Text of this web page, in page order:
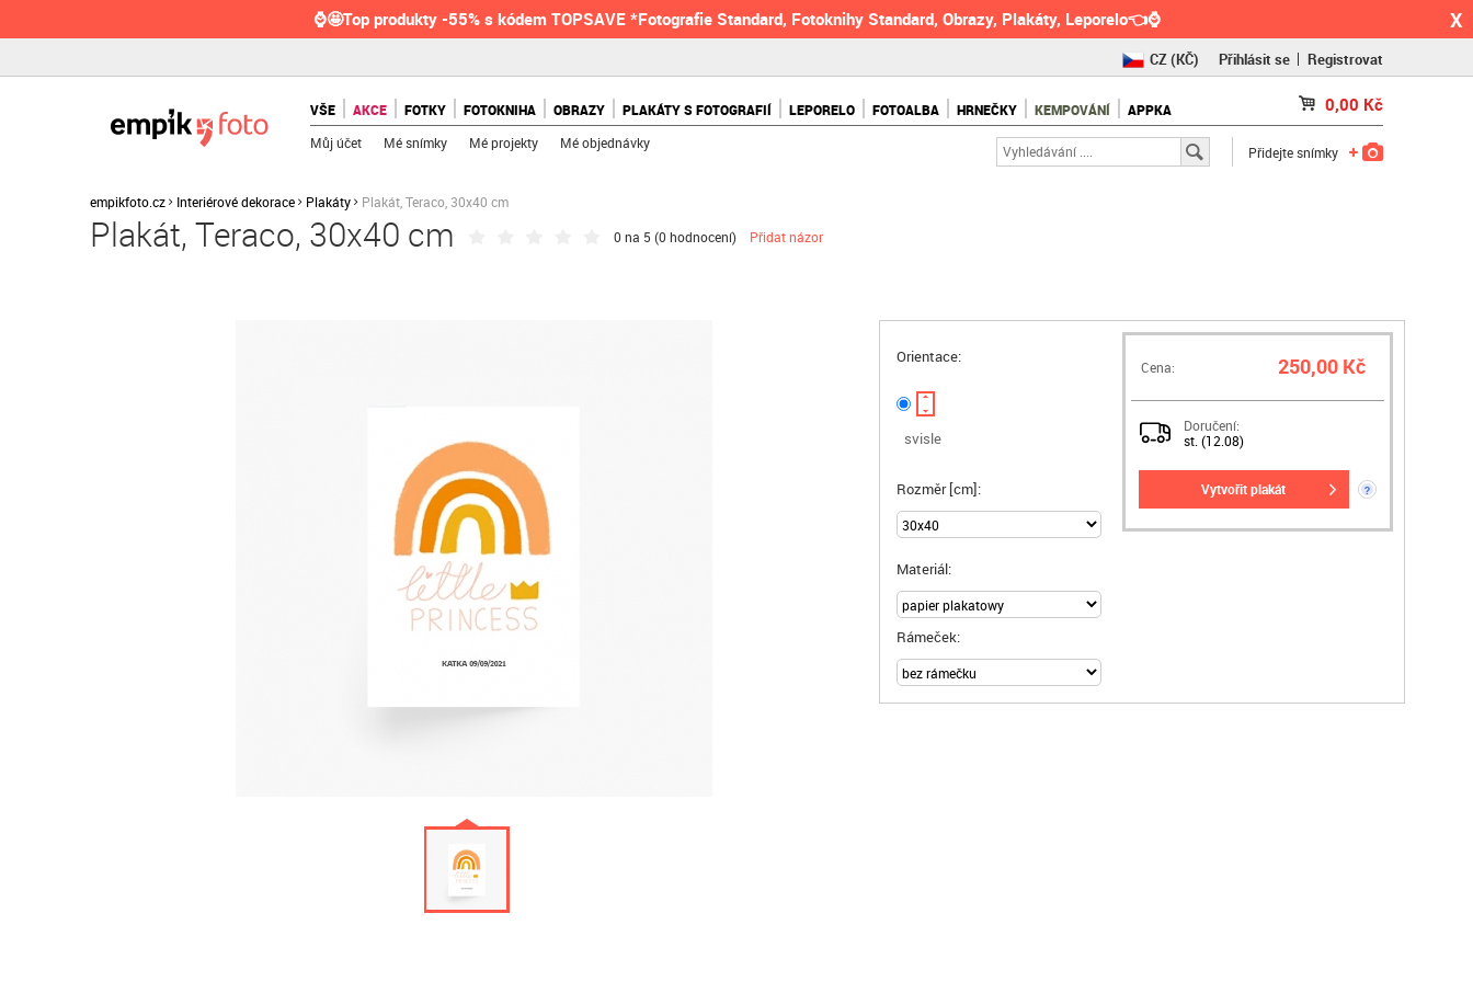
⌚🤩Top produkty -55% s kódem TOPSAVE *Fotografie Standard, Fotoknihy Standard, Obrazy, Plakáty, Leporelo👈⌚ X
CZ(KČ)
RO(RON)
Přihlásit se Registrovat
VŠE AKCE FOTKY FOTOKNIHA OBRAZY PLAKÁTY S FOTOGRAFIÍ LEPORELO FOTOALBA HRNEČKY KEMPOVÁNÍ APPKA 0,00 Kč
Můj účet Mé snímky Mé projekty Mé objednávky
Přidejte snímky
empikfoto.cz Interiérové dekorace Plakáty Plakát, Teraco, 30x40 cm
Plakát, Teraco, 30x40 cm 0 na 5 (0 hodnocení) Přidat názor
Orientace:
svisle
Rozměr [cm]:
Materiál:
Rámeček:
Cena: 250,00 Kč
Doručení:
st. (12.08)
vytvořit plakát ?